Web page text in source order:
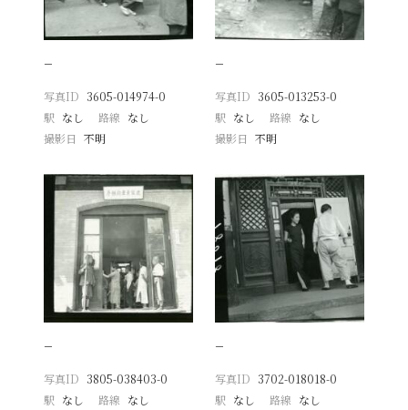
−
写真ID 3605-014974-0
駅 なし 路線 なし
撮影日
不明
−
写真ID 3605-013253-0
駅 なし 路線 なし
撮影日 不明
−
写真ID 3805-038403-0
駅 なし 路線 なし
−
写真ID 3702-018018-0
駅 なし 路線 なし